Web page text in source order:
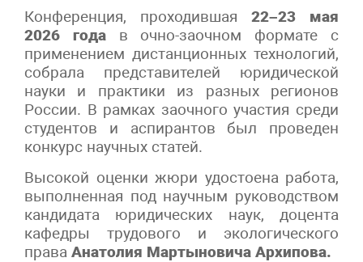
Конференция, проходившая 22–23 мая
2026 годав очно-заочном формате с
применением дистанционных технологий,
собрала представителей юридической
науки и практики из разных регионов
России. В рамках заочного участия среди
студентов и аспирантов был проведен
конкурс научных статей.
Высокой оценки жюри удостоена работа,
выполненная под научным руководством
кандидата юридических наук, доцента
кафедры трудового и экологического
права Анатолия Мартыновича Архипова.